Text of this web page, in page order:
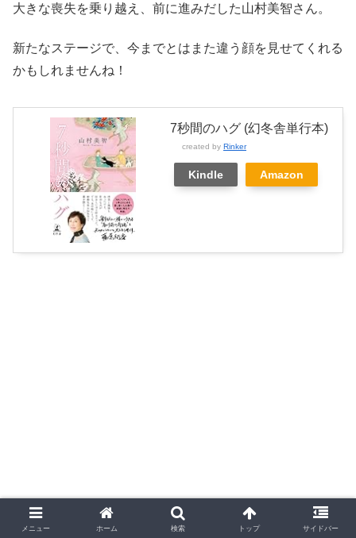
大きな喪失を乗り越え、前に進みだした山村美智さん。
新たなステージで、今までとはまた違う顔を見せてくれる
かもしれませんね！
7秒間のハグ (幻冬舎単行本)
created by Rinker
Kindle Amazon
メニュー ホーム 検索 トップ サイドバー